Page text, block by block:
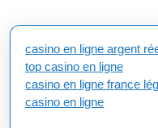
casino en ligne argent
top casino en ligne
casino en ligne france
casino en ligne